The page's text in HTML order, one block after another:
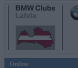
Online